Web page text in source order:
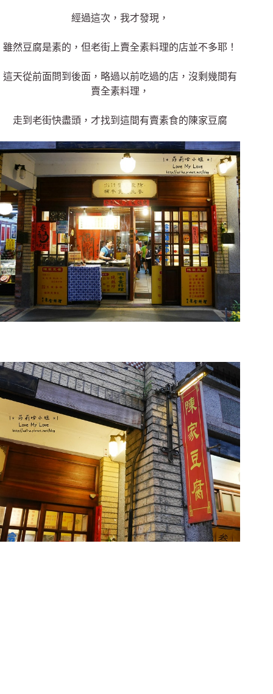
經過這次，我才發現，
雖然豆腐是素的，但老街上賣全素料理的店並不多耶！
這天從前面問到後面，略過以前吃過的店，沒剩幾間有
賣全素料理，
走到老街快盡頭，才找到這間有賣素食的陳家豆腐